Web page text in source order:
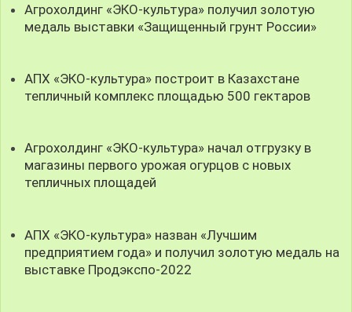
Агрохолдинг «ЭКО-культура» получил золотую
медаль выставки «Защищенный грунт России»
АПХ «ЭКО-культура» построит в Казахстане
тепличный комплекс площадью 500 гектаров
Агрохолдинг «ЭКО-культура» начал отгрузку в
магазины первого урожая огурцов с новых
тепличных площадей
АПХ «ЭКО-культура» назван «Лучшим
предприятием года» и получил золотую медаль на
выставке Продэкспо-2022